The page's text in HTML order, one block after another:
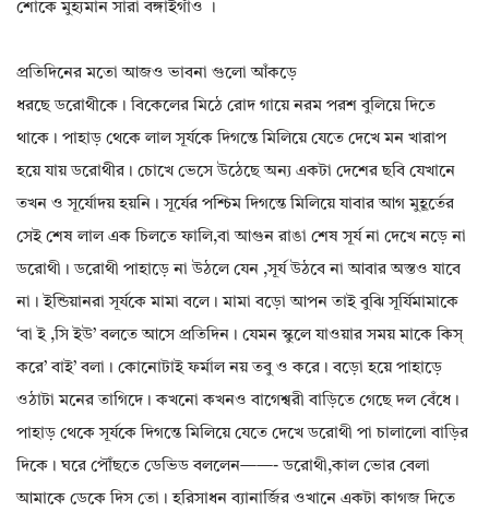
শোকে মুহ্যমান সারা বঙ্গাইগাঁও ।
প্রতিদিনের মতো আজও ভাবনা গুলো আঁকড়ে
ধরছে ডরোথীকে। বিকেলের মিঠে রোদ গায়ে নরম পরশ বুলিয়ে দিতে
থাকে। পাহাড় থেকে লাল সূর্যকে দিগন্তে মিলিয়ে যেতে দেখে মন খারাপ
হয়ে যায় ডরোথীর। চোখে ভেসে উঠেছে অন্য একটা দেশের ছবি যেখানে
তখন ও সূর্যোদয় হয়নি। সূর্যের পশ্চিম দিগন্তে মিলিয়ে যাবার আগ মুহূর্তের
সেই শেষ লাল এক চিলতে ফালি,বা আগুন রাঙা শেষ সূর্য না দেখে নড়ে না
ডরোথী। ডরোথী পাহাড়ে না উঠলে যেন ,সূর্য উঠবে না আবার অস্তও যাবে
না। ইন্ডিয়ানরা সূর্যকে মামা বলে। মামা বড়ো আপন তাই বুঝি সূর্যিমামাকে
‘বা ই ,সি ইউ’ বলতে আসে প্রতিদিন। যেমন স্কুলে যাওয়ার সময় মাকে কিস্
করে’ বাই’ বলা। কোনোটাই ফর্মাল নয় তবু ও করে। বড়ো হয়ে পাহাড়ে
ওঠাটা মনের তাগিদে। কখনো কখনও বাগেশ্বরী বাড়িতে গেছে দল বেঁধে।
পাহাড় থেকে সূর্যকে দিগন্তে মিলিয়ে যেতে দেখে ডরোথী পা চালালো বাড়ির
দিকে। ঘরে পৌঁছতে ডেভিড বললেন——- ডরোথী,কাল ভোর বেলা
আমাকে ডেকে দিস তো। হরিসাধন ব্যানার্জির ওখানে একটা কাগজ দিতে